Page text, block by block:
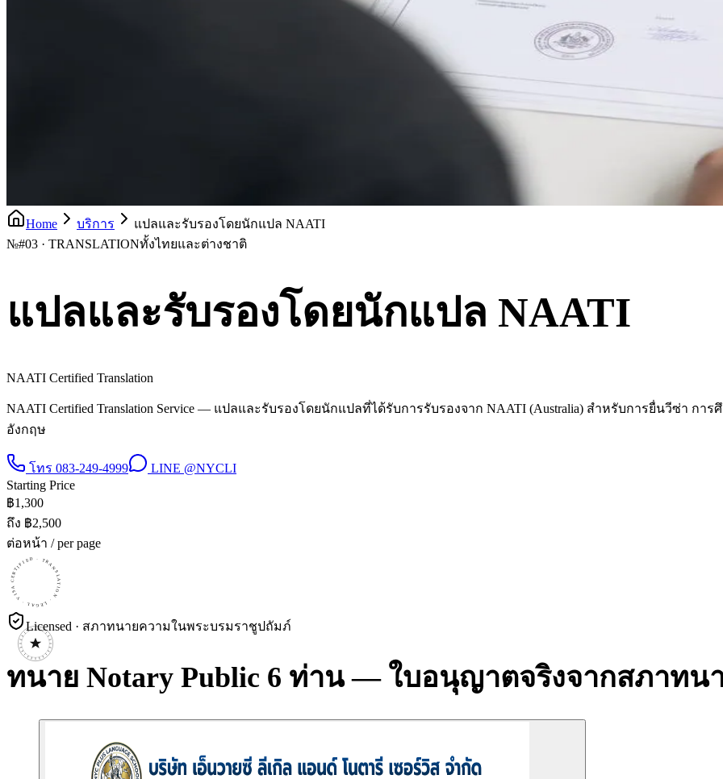
Home บริการ
แปลและรับรองโดยนักแปล NAATI
№#03 · TRANSLATIONทั้งไทยและต่างชาติ
แปลและรับรองโดยนักแปล NAATI
NAATI Certified Translation
NAATI Certified Translation Service — แปลและรับรองโดยนักแปลที่ได้รับการรับรองจาก NAATI (Australia) สำหรับการยื่นวีซ่า ก
อังกฤษ
โทร 083-249-4999 LINE @NYCLI
Starting Price
฿1,300
ถึง ฿2,500
ต่อหน้า / per page
CERTIFIED · TRANSLATION · LEGAL · VISA · CERTIFIED · TRANSLATION · LEGAL · VISA · CERTIFIED · TRANSLATION · LEGAL · VISA ·
Licensed · สภาทนายความในพระบรมราชูปถัมภ์
ทนาย Notary Public 6 ท่าน — ใบอนุญาตจริงจากสภาทน